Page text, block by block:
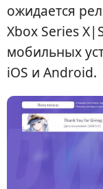
ожидается
Xbox Series
мобильных
iOS и Android.